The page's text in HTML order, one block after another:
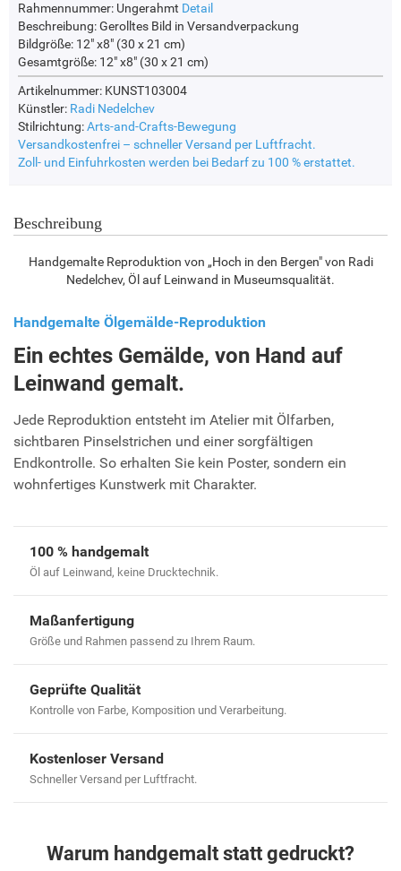
Rahmennummer: Ungerahmt Detail
Beschreibung:Gerolltes Bild in Versandverpackung
Bildgröße: 12" x8" (30 x 21 cm)
Gesamtgröße: 12" x8" (30 x 21 cm)
Artikelnummer: KUNST103004
Künstler: Radi Nedelchev
Stilrichtung:Arts-and-Crafts-Bewegung
Versandkostenfrei – schneller Versand per Luftfracht.
Zoll- und Einfuhrkosten werden bei Bedarf zu 100 % erstattet.
Beschreibung
Handgemalte Reproduktion von „Hoch in den Bergen" von Radi
Nedelchev, Öl auf Leinwand in Museumsqualität.
Handgemalte Ölgemälde-Reproduktion
Ein echtes Gemälde, von Hand auf
Leinwand gemalt.
Jede Reproduktion entsteht im Atelier mit Ölfarben,
sichtbaren Pinselstrichen und einer sorgfältigen
Endkontrolle. So erhalten Sie kein Poster, sondern ein
wohnfertiges Kunstwerk mit Charakter.
100 % handgemalt
Öl auf Leinwand, keine Drucktechnik.
Maßanfertigung
Größe und Rahmen passend zu Ihrem Raum.
Geprüfte Qualität
Kontrolle von Farbe, Komposition und Verarbeitung.
Kostenloser Versand
Schneller Versand per Luftfracht.
Warum handgemalt statt gedruckt?